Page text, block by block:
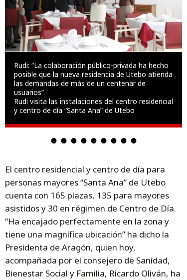
Rudi: “La colaboración público-privada ha hecho
posible que la nueva residencia de Utebo atienda
las demandas de más de un centenar de
usuarios”
Rudi visita las instalaciones del centro residencial
y centro de día “Santa Ana” de Utebo
El centro residencial y centro de día para
personas mayores “Santa Ana” de Utebo
cuenta con 165 plazas, 135 para mayores
asistidos y 30 en régimen de Centro de Día.
“Ha encajado perfectamente en la zona y
tiene una magnífica ubicación” ha dicho la
Presidenta de Aragón, quien hoy,
acompañada por el consejero de Sanidad,
Bienestar Social y Familia, Ricardo Oliván, ha